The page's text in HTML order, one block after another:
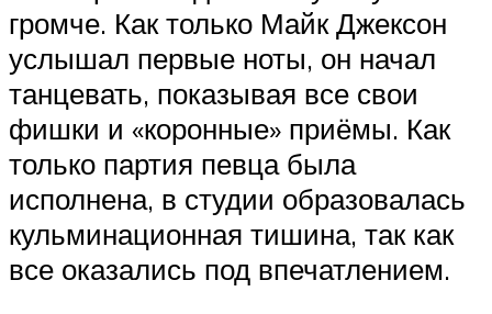
громче. Как только Майк Джексон
услышал первые ноты, он начал
танцевать, показывая все свои
фишки и «коронные» приёмы. Как
только партия певца была
исполнена, в студии образовалась
кульминационная тишина, так как
все оказались под впечатлением.